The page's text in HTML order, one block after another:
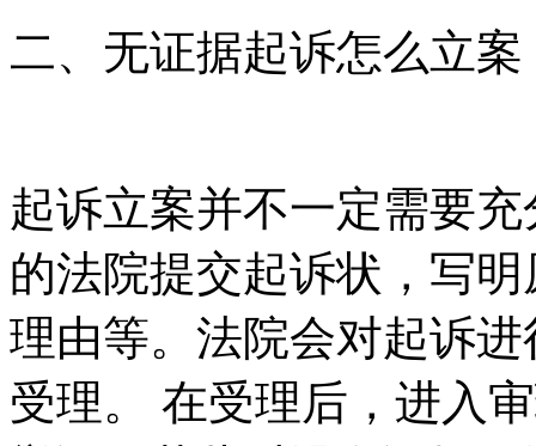
二、无证据起诉怎么立案
起诉立案并不一定需要
的法院提交起诉状，写
理由等。法院会对起诉
受理。 在受理后，进入